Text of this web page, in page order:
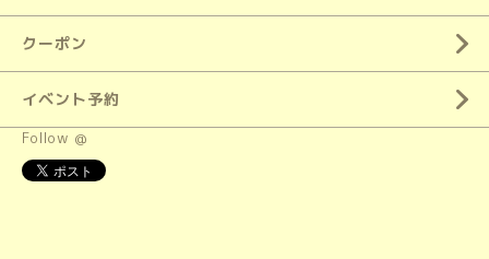
クーポン
イベント予約
Follow @